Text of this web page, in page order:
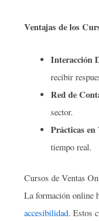
Ventajas de los
Interacción
recibir
Red de
sector.
Prácticas en
tiempo real.
Cursos de Ventas
La formación online
accesibilidad. Estos